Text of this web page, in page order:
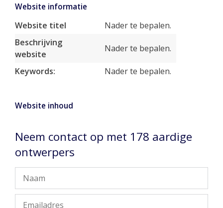
Website informatie
Website titel
Nader te bepalen.
Beschrijving
website
Nader te bepalen.
Keywords: Nader te bepalen.
Website inhoud
Neem contact op met 178 aardige
ontwerpers